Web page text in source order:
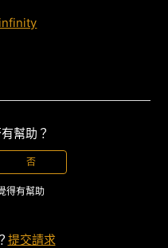
幫助？
否
得有幫助
提交請求